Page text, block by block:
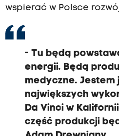
wspierać w Polsce
- Tu będą
energii. Będą
medyczne. Jestem
największych
Da Vinci w
część produkcji